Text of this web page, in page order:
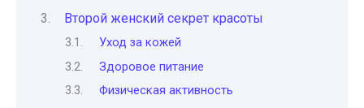
Второй женский секрет красоты
Уход за кожей
Здоровое питание
Физическая активность